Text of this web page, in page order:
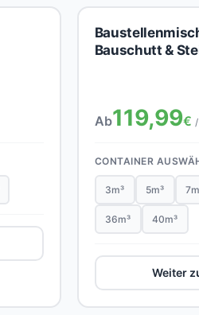
Bauschutt &
Ab119,99€
CONTAINER
3m³ 5m³
36m³ 40m³
Weiter